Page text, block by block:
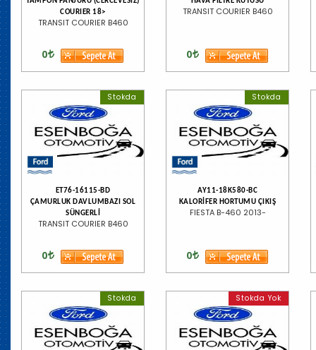
COURIER 18>
TRANSIT COURIER B460
0
TRANSIT COURIER B460
0
Stokda
ET76-16115-BD
ÇAMURLUK DAVLUMBAZI SOL
SÜNGERLİ
TRANSIT COURIER B460
0
Stokda
AY11-18K580-BC
KALORİFER HORTUMU ÇIKIŞ
FIESTA B-460 2013-
0
Stokda Stokda Yok